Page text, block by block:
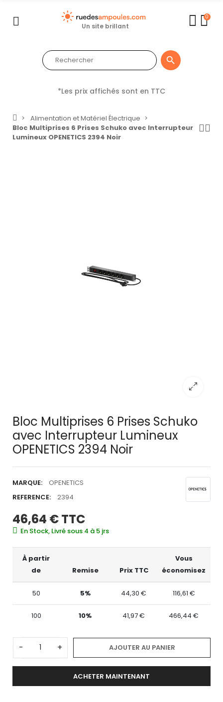
Un site brillant
0

*Les prix affichés sont en TTC
Alimentation et Matériel Électrique
Bloc Multiprises 6 Prises Schuko avec Interrupteur
Lumineux OPENETICS 2394 Noir
Bloc Multiprises 6 Prises Schuko
avec Interrupteur Lumineux
OPENETICS 2394 Noir
MARQUE:
OPENETICS
REFERENCE:
2394
46,64 €TTC
En Stock, Livré sous 4 à 5 jrs
À partir
de
Remise Prix TTC
Vous
économisez
50 5% 44,30 € 116,61 €
100 10% 41,97 € 466,44 €
- + AJOUTER AU PANIER
ACHETER MAINTENANT